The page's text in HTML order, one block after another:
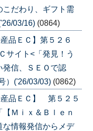
だわり、ギフト需
03/16) (0864)
品ＥＣ】第５２６
サイト<「発見！う
信、ＳＥＯで認
）('26/03/03) (0862)
産品ＥＣ】 第５２５
Ｍｉｘ＆Ｂｌｅｎ
情報発信からメデ